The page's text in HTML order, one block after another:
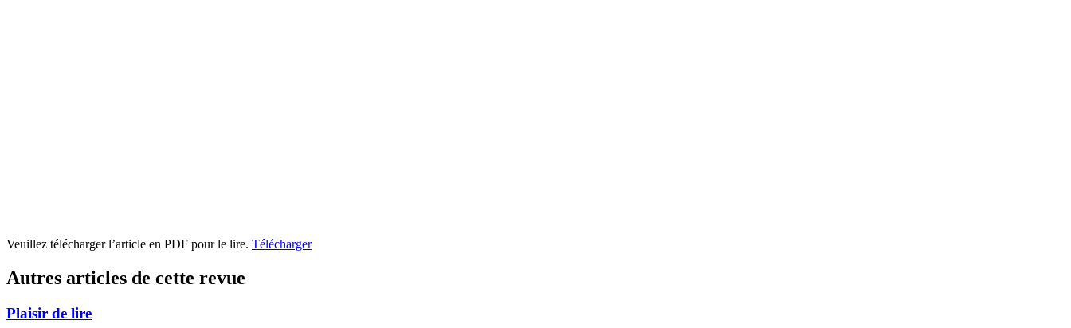
Veuillez télécharger l’article en PDF pour le lire. Télécharger
Autres articles de cette revue
Plaisir de lire